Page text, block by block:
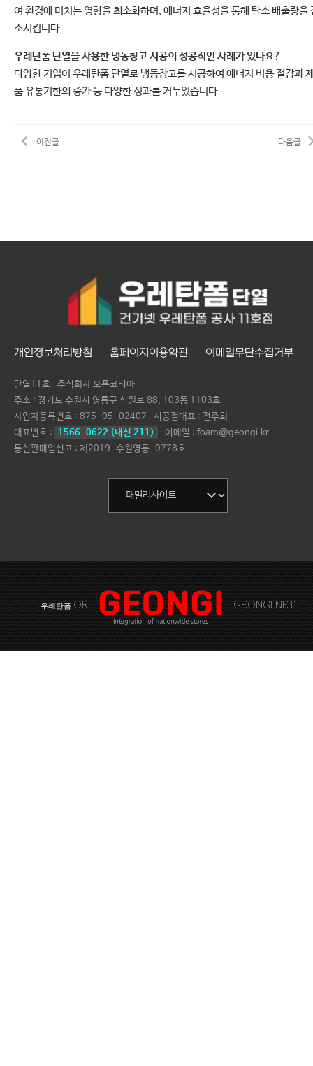
여 환경에 미치는 영향을 최소화하며, 에너지 효율성을 통해 탄소 배출량을
소시킵니다.
우레탄폼 단열을 사용한 냉동창고 시공의 성공적인 사례가 있나요?
다양한 기업이 우레탄폼 단열로 냉동창고를 시공하여 에너지 비용 절감과
품 유통기한의 증가 등 다양한 성과를 거두었습니다.
이전글 다음글
개인정보처리방침 홈페이지이용약관 이메일무단수집거부
단열11호
주식회사 오픈코리아
주소 : 경기도 수원시 영통구 신원로 88, 103동 1103호
사업자등록번호 : 875-05-02407 시공점대표 : 전주희
대표번호 :
1566-0622 (내선 211)
이메일 : foam@geongi.kr
통신판매업신고 : 제2019-수원영통-0778호
우레탄폼 OR GEONGI NET